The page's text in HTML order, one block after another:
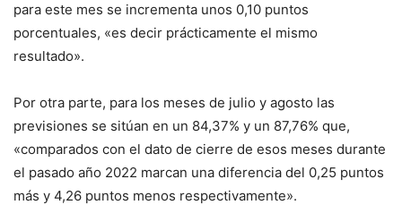
para este mes se incrementa unos 0,10 puntos
porcentuales, «es decir prácticamente el mismo
resultado».
Por otra parte, para los meses de julio y agosto las
previsiones se sitúan en un 84,37% y un 87,76% que,
«comparados con el dato de cierre de esos meses durante
el pasado año 2022 marcan una diferencia del 0,25 puntos
más y 4,26 puntos menos respectivamente».